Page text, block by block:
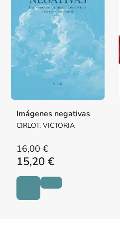
Imágenes negativas
CIRLOT, VICTORIA
16,00 €
15,20 €